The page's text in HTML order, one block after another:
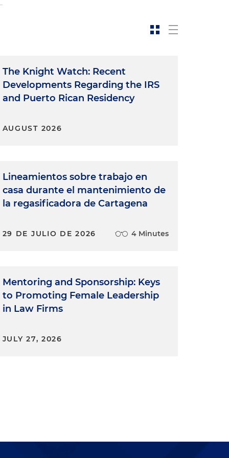
The Knight Watch: Recent
Developments Regarding the IRS
and Puerto Rican Residency
AUGUST 2026
Lineamientos sobre trabajo en
casa durante el mantenimiento de
la regasificadora de Cartagena
29 DE JULIO DE 2026 4 Minutes
Mentoring and Sponsorship: Keys
to Promoting Female Leadership
in Law Firms
JULY 27, 2026